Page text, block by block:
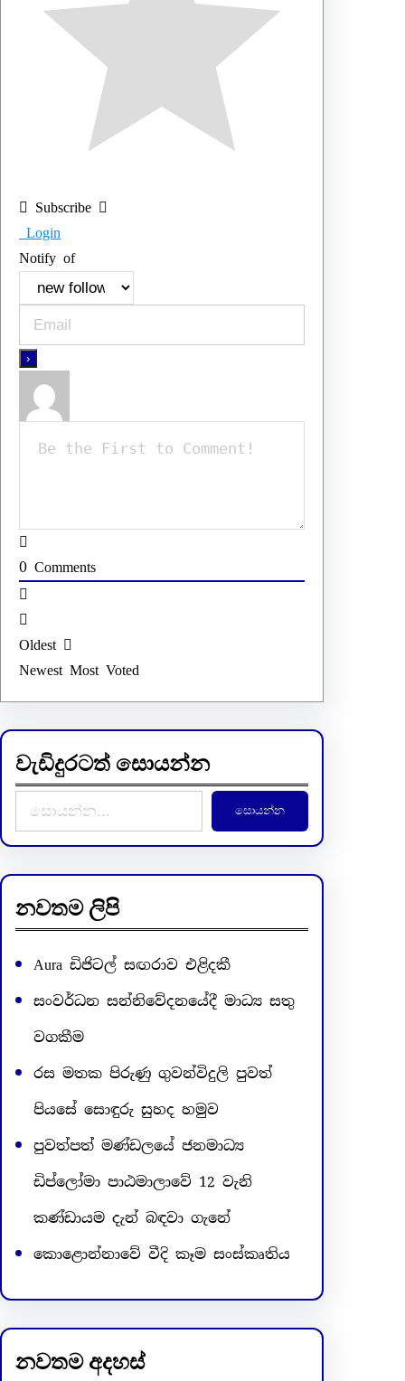
Subscribe
Login
Notify of
0 Comments
Oldest
Newest Most Voted
වැඩිදුරටත් සොයන්න
e
a
r
c
h
සොයන්න
නවතම ලිපි
Aura ඩිජිටල් සඟරාව එළිදකී
සංවර්ධන සන්නිවේදනයේදී මාධ්‍ය සතු
වගකීම
රස මතක පිරුණු ගුවන්විදුලි පුවත්
පියසේ සොඳුරු සුහද හමුව
පුවත්පත් මණ්ඩලයේ ජනමාධ්‍ය
ඩිප්ලෝමා පාඨමාලාවේ 12 වැනි
කණ්ඩායම දැන් බඳවා ගැනේ
කොළොන්නාවේ වීදි කෑම සංස්කෘතිය
නවතම අදහස්